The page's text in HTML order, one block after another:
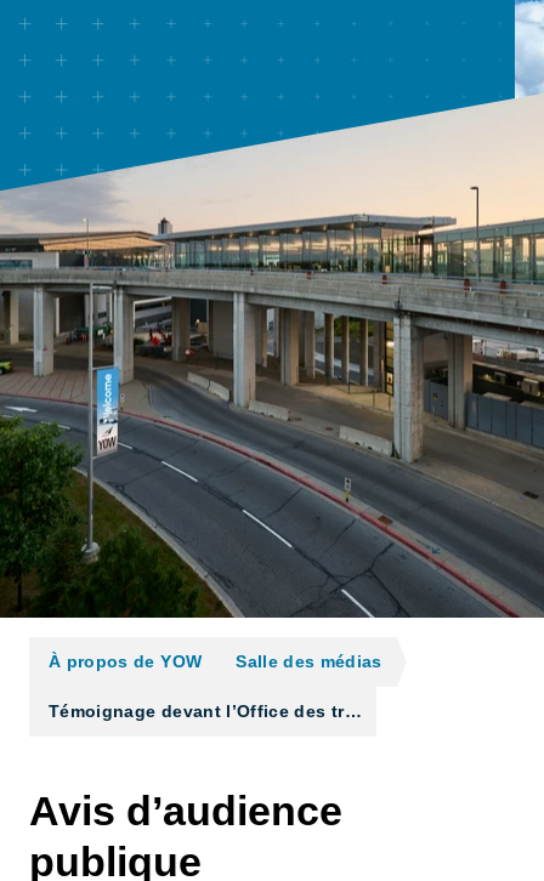
À propos de YOW Salle des médias
Témoignage devant l’Office des tr…
Avis d’audience
publique